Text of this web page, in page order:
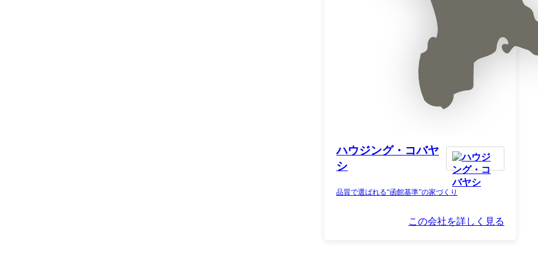
ハウジング・コバヤ
シ
品質で選ばれる“函館基準”の家づくり
この会社を詳しく見る